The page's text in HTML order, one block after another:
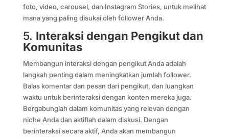
foto, video, carousel, dan Instagram Stories, untuk melihat
mana yang paling disukai oleh follower Anda.
5. Interaksi dengan Pengikut dan
Komunitas
Membangun interaksi dengan pengikut Anda adalah
langkah penting dalam meningkatkan jumlah follower.
Balas komentar dan pesan dari pengikut, dan luangkan
waktu untuk berinteraksi dengan konten mereka juga.
Bergabunglah dalam komunitas yang relevan dengan
niche Anda dan aktiflah dalam diskusi. Dengan
berinteraksi secara aktif, Anda akan membangun